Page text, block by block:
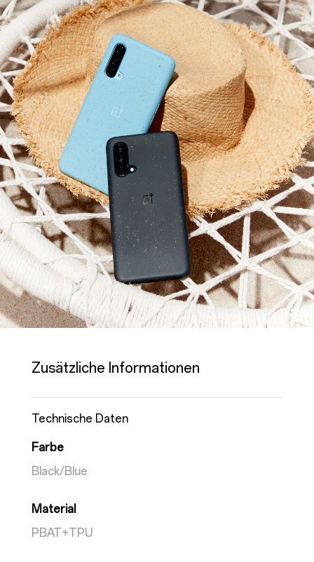
Zusätzliche Informationen
Technische Daten
Farbe
Black/Blue
Material
PBAT+TPU